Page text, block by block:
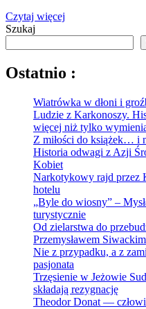
Czytaj więcej
Szukaj
Ostatnio :
Wiatrówka w dłoni i
Ludzie z Karkonoszy.
więcej niż tylko
Z miłości do książek… i
Historia odwagi z Azji
Kobiet
Narkotykowy rajd przez
hotelu
„Byle do wiosny” –
turystycznie
Od zielarstwa do
Przemysławem Siwackim
Nie z przypadku, a z
pasjonata
Trzęsienie w Jeżowie
składają rezygnację
Theodor Donat —